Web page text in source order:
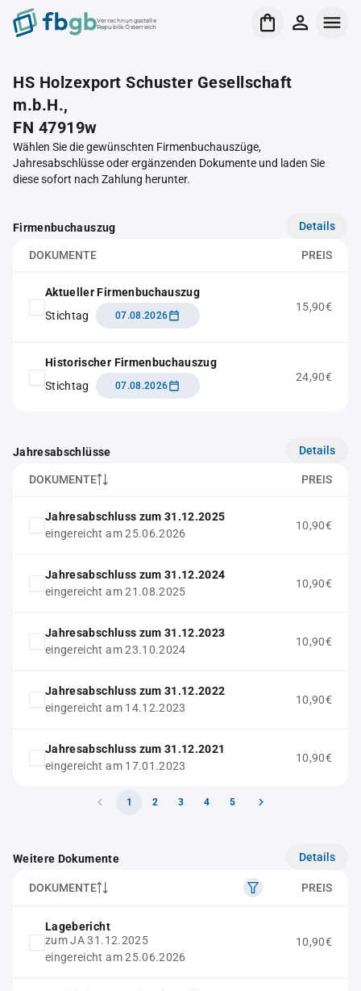
Verrechnungsstelle
Republik Österreich
HS Holzexport Schuster Gesellschaft
m.b.H.,
FN 47919w
Wählen Sie die gewünschten Firmenbuchauszüge,
Jahresabschlüsse oder ergänzenden Dokumente und laden Sie
diese sofort nach Zahlung herunter.
Firmenbuchauszug Details
DOKUMENTE PREIS
Aktueller Firmenbuchauszug
Stichtag
07.08.2026
15,90€
Historischer Firmenbuchauszug
Stichtag
07.08.2026
24,90€
Jahresabschlüsse Details
DOKUMENTE PREIS
Jahresabschluss zum 31.12.2025
eingereicht am 25.06.2026
10,90€
Jahresabschluss zum 31.12.2024
eingereicht am 21.08.2025
10,90€
Jahresabschluss zum 31.12.2023
eingereicht am 23.10.2024
10,90€
Jahresabschluss zum 31.12.2022
eingereicht am 14.12.2023
10,90€
Jahresabschluss zum 31.12.2021
eingereicht am 17.01.2023
10,90€
1 2 3 4 5
Weitere Dokumente Details
DOKUMENTE PREIS
Lagebericht
zum JA 31.12.2025
eingereicht am 25.06.2026
10,90€